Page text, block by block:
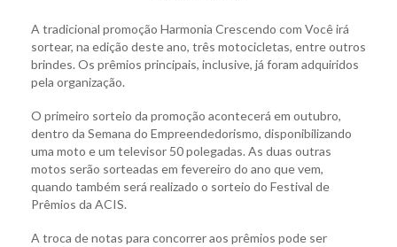
A tradicional promoção Harmonia Crescendo com Você irá
sortear, na edição deste ano, três motocicletas, entre outros
brindes. Os prêmios principais, inclusive, já foram adquiridos
pela organização.
O primeiro sorteio da promoção acontecerá em outubro,
dentro da Semana do Empreendedorismo, disponibilizando
uma moto e um televisor 50 polegadas. As duas outras
motos serão sorteadas em fevereiro do ano que vem,
quando também será realizado o sorteio do Festival de
Prêmios da ACIS.
A troca de notas para concorrer aos prêmios pode ser